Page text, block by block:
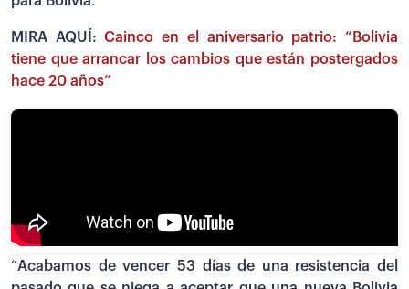
MIRA AQUÍ:Cainco en el aniversario patrio: “Bolivia
tiene que arrancar los cambios que están postergados
hace 20 años”
“Acabamos de vencer 53 días de una resistencia del